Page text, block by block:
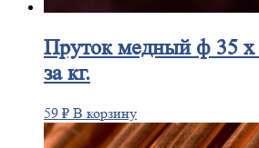
Прутокмедный ф 35 х
за кг.
59 ₽ В корзину